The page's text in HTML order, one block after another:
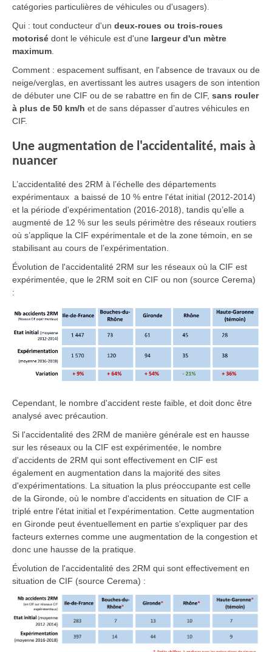
catégories particulières de véhicules ou d'usagers).
Qui : tout conducteur d'un deux-roues ou trois-roues
motorisé dont le véhicule est d'une largeur d'un mètre
maximum.
Comment : espacement suffisant, en l'absence de travaux ou de
neige/verglas, en avertissant les autres usagers de son intention
de débuter une CIF ou de se rabattre en fin de CIF, sans rouler
à plus de 50 km/h et de sans dépasser d’autres véhicules en
CIF.
Une augmentation de l'accidentalité, mais à
nuancer
L’accidentalité des 2RM à l’échelle des départements
expérimentaux a baissé de 10 % entre l'état initial (2012-2014)
et la période d'expérimentation (2016-2018), tandis qu’elle a
augmenté de 12 % sur les seuls périmètre des réseaux routiers
où s’applique la CIF expérimentale et de la zone témoin, en se
stabilisant au cours de l’expérimentation.
Évolution de l'accidentalité 2RM sur les réseaux où la CIF est
expérimentée, que le 2RM soit en CIF ou non (source Cerema)
:
Cependant, le nombre d'accident reste faible, et doit donc être
analysé avec précaution.
Si l'accidentalité des 2RM de manière générale est en hausse
sur les réseaux ou la CIF est expérimentée, le nombre
d'accidents de 2RM qui sont effectivement en CIF est
également en augmentation dans la majorité des sites
d'expérimentations. La situation la plus préoccupante est celle
de la Gironde, où le nombre d'accidents en situation de CIF a
triplé entre l'état initial et l'expérimentation. Cette augmentation
en Gironde peut éventuellement en partie s'expliquer par des
facteurs externes comme une augmentation de la congestion et
donc une hausse de la pratique.
Évolution de l'accidentalité des 2RM qui sont effectivement en
situation de CIF (source Cerema) :